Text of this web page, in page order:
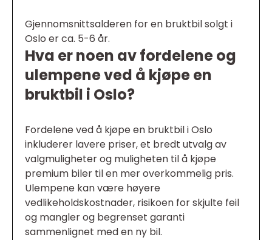
Gjennomsnittsalderen for en bruktbil solgt i
Oslo er ca. 5-6 år.
Hva er noen av fordelene og
ulempene ved å kjøpe en
bruktbil i Oslo?
Fordelene ved å kjøpe en bruktbil i Oslo
inkluderer lavere priser, et bredt utvalg av
valgmuligheter og muligheten til å kjøpe
premium biler til en mer overkommelig pris.
Ulempene kan være høyere
vedlikeholdskostnader, risikoen for skjulte feil
og mangler og begrenset garanti
sammenlignet med en ny bil.